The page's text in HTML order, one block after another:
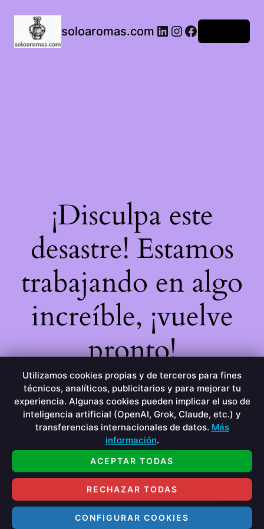
soloaromas.com LinkedIn
Instagram
Facebook
¡Disculpa este
desastre! Estamos
trabajando en algo
increíble, ¡vuelve
pronto!
Utilizamos cookies propias y de terceros para fines
técnicos, analíticos, publicitarios y para mejorar tu
experiencia. Algunas cookies pueden implicar el uso de
inteligencia artificial (OpenAI, Grok, Claude, etc.) y
transferencias internacionales de datos. Más
información.
ACEPTAR TODAS
RECHAZAR TODAS
CONFIGURAR COOKIES